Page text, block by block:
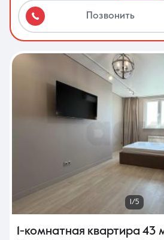
Позвонить
1/5
1-комнатная квартира 43